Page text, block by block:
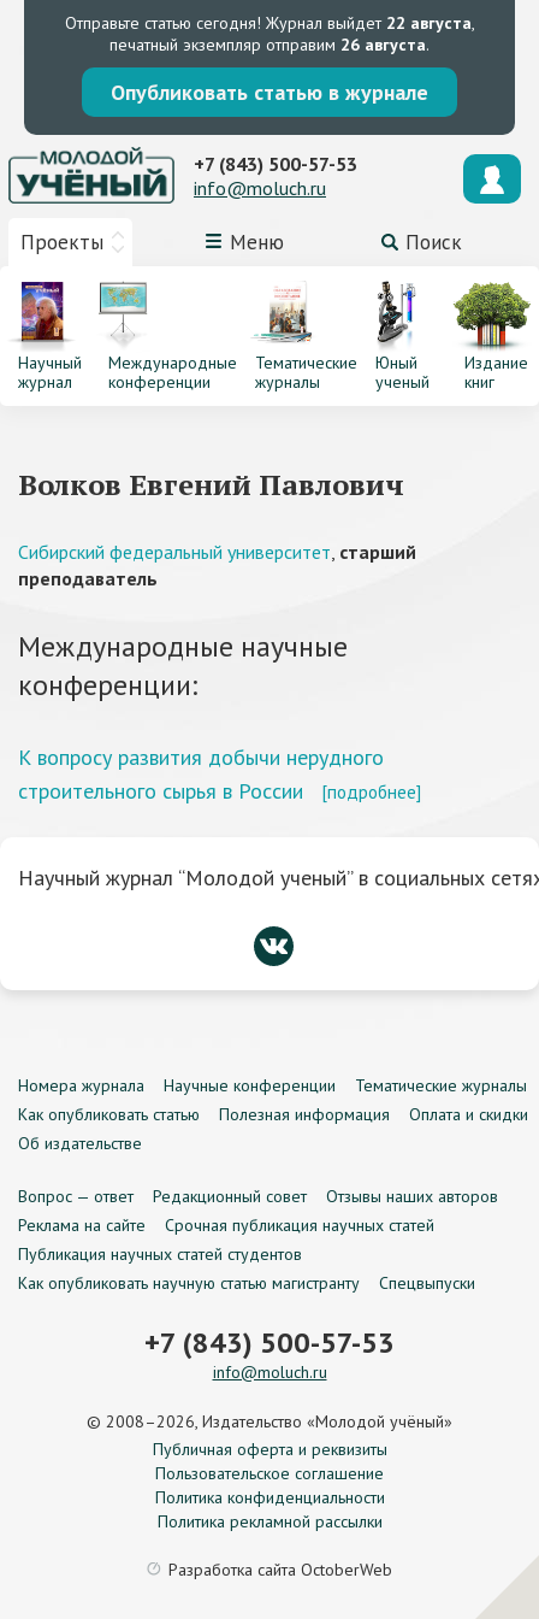
Отправьте статью сегодня! Журнал выйдет 22 августа,
печатный экземпляр отправим 26 августа.
Опубликовать статью в журнале
Проекты Меню Поиск
+7 (843) 500-57-53
info@moluch.ru
Научный
журнал
Международные
конференции
Тематические
журналы
Юный
ученый
Издание
книг
Волков Евгений Павлович
Сибирский федеральный университет, старший
преподаватель
Международные научные
конференции:
К вопросу развития добычи нерудного
строительного сырья в России
[подробнее]
Научный журнал “Молодой ученый” в социальных
Номера журнала Научные конференции
Тематические журналы
Как опубликовать статью
Полезная информация
Оплата и скидки
Об издательстве
Вопрос — ответ Редакционный совет
Отзывы наших авторов
Реклама на сайте
Срочная публикация научных статей
Публикация научных статей студентов
Как опубликовать научную статью магистранту
Спецвыпуски
+7 (843) 500-57-53
info@moluch.ru
© 2008–2026, Издательство «Молодой учёный»
Публичная оферта и реквизиты
Пользовательское соглашение
Политика конфиденциальности
Политика рекламной рассылки
Разработка сайта OctoberWeb